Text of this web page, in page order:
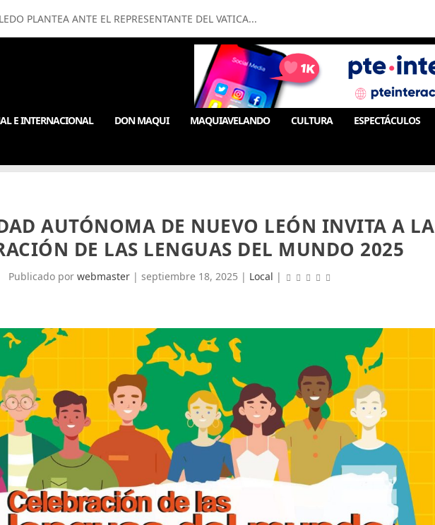
PLANTEA ANTE EL REPRESENTANTE DEL VATICA...
E INTERNACIONAL DON MAQUI MAQUIAVELANDO CULTURA ESPECTÁCULOS
AUTÓNOMA DE NUEVO LEÓN INVITA A LA
DE LAS LENGUAS DEL MUNDO 2025
Publicado porwebmaster |septiembre 18, 2025 | Local |